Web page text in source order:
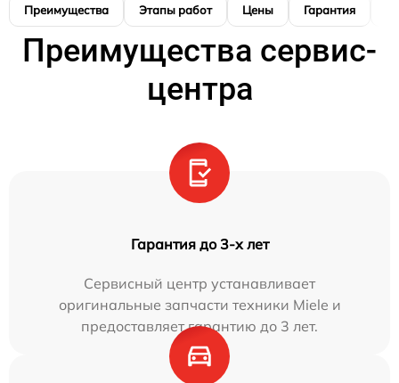
Преимущества Этапы работ Цены Гарантия
Преимущества сервис-
центра
Гарантия до 3-х лет
Сервисный центр устанавливает
оригинальные запчасти техники Miele и
предоставляет гарантию до 3 лет.